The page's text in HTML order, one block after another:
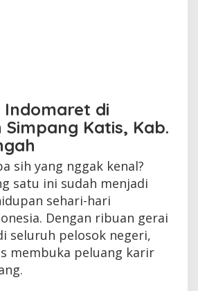
Indomaret di
Katis, Kab.
sih yang nggak kenal?
satu ini sudah menjadi
sehari-hari
Dengan ribuan gerai
seluruh pelosok negeri,
membuka peluang karir